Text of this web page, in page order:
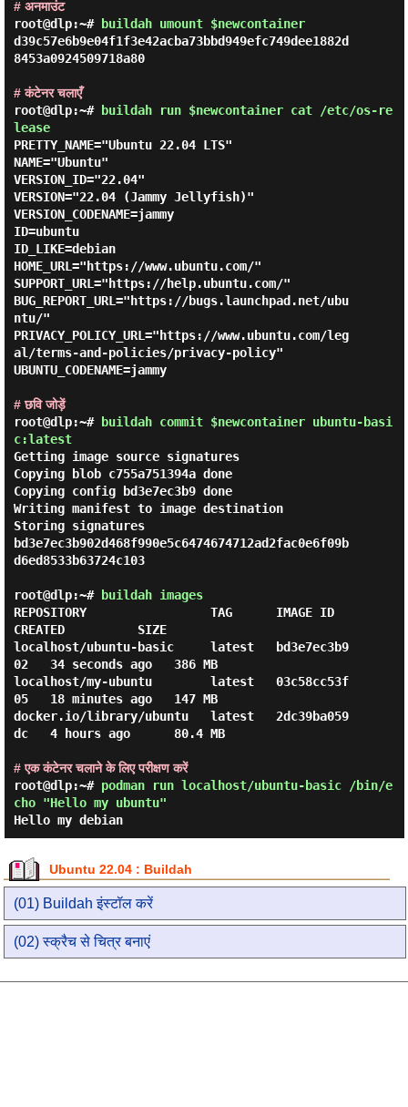
# अनमाउंट
root@dlp:~#
buildah umount $newcontainer
d39c57e6b9e04f1f3e42acba73bbd949efc749dee1882d
8453a0924509718a80
# कंटेनर चलाएँ
root@dlp:~#
buildah run $newcontainer cat /etc/os-re
lease
PRETTY_NAME="Ubuntu 22.04 LTS"
NAME="Ubuntu"
VERSION_ID="22.04"
VERSION="22.04 (Jammy Jellyfish)"
VERSION_CODENAME=jammy
ID=ubuntu
ID_LIKE=debian
HOME_URL="https://www.ubuntu.com/"
SUPPORT_URL="https://help.ubuntu.com/"
BUG_REPORT_URL="https://bugs.launchpad.net/ubu
ntu/"
PRIVACY_POLICY_URL="https://www.ubuntu.com/leg
al/terms-and-policies/privacy-policy"
UBUNTU_CODENAME=jammy
# छवि जोड़ें
root@dlp:~#
buildah commit $newcontainer ubuntu-basi
c:latest
Getting image source signatures
Copying blob c755a751394a done
Copying config bd3e7ec3b9 done
Writing manifest to image destination
Storing signatures
bd3e7ec3b902d468f990e5c6474674712ad2fac0e6f09b
d6ed8533b63724c103
root@dlp:~#
buildah images
REPOSITORY                 TAG      IMAGE ID
CREATED          SIZE
localhost/ubuntu-basic     latest   bd3e7ec3b9
02   34 seconds ago   386 MB
localhost/my-ubuntu        latest   03c58cc53f
05   18 minutes ago   147 MB
docker.io/library/ubuntu   latest   2dc39ba059
dc   4 hours ago      80.4 MB
# एक कंटेनर चलाने के लिए परीक्षण करें
root@dlp:~# podman run localhost/ubuntu-basic /bin/e
cho "Hello my ubuntu"
Hello my debian
Ubuntu 22.04 : Buildah
(01) Buildah इंस्टॉल करें
(02) स्क्रैच से चित्र बनाएं